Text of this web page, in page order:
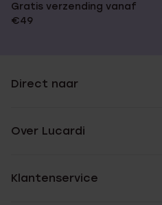
Gratis verzending vanaf
€49
Direct naar
Over Lucardi
Klantenservice